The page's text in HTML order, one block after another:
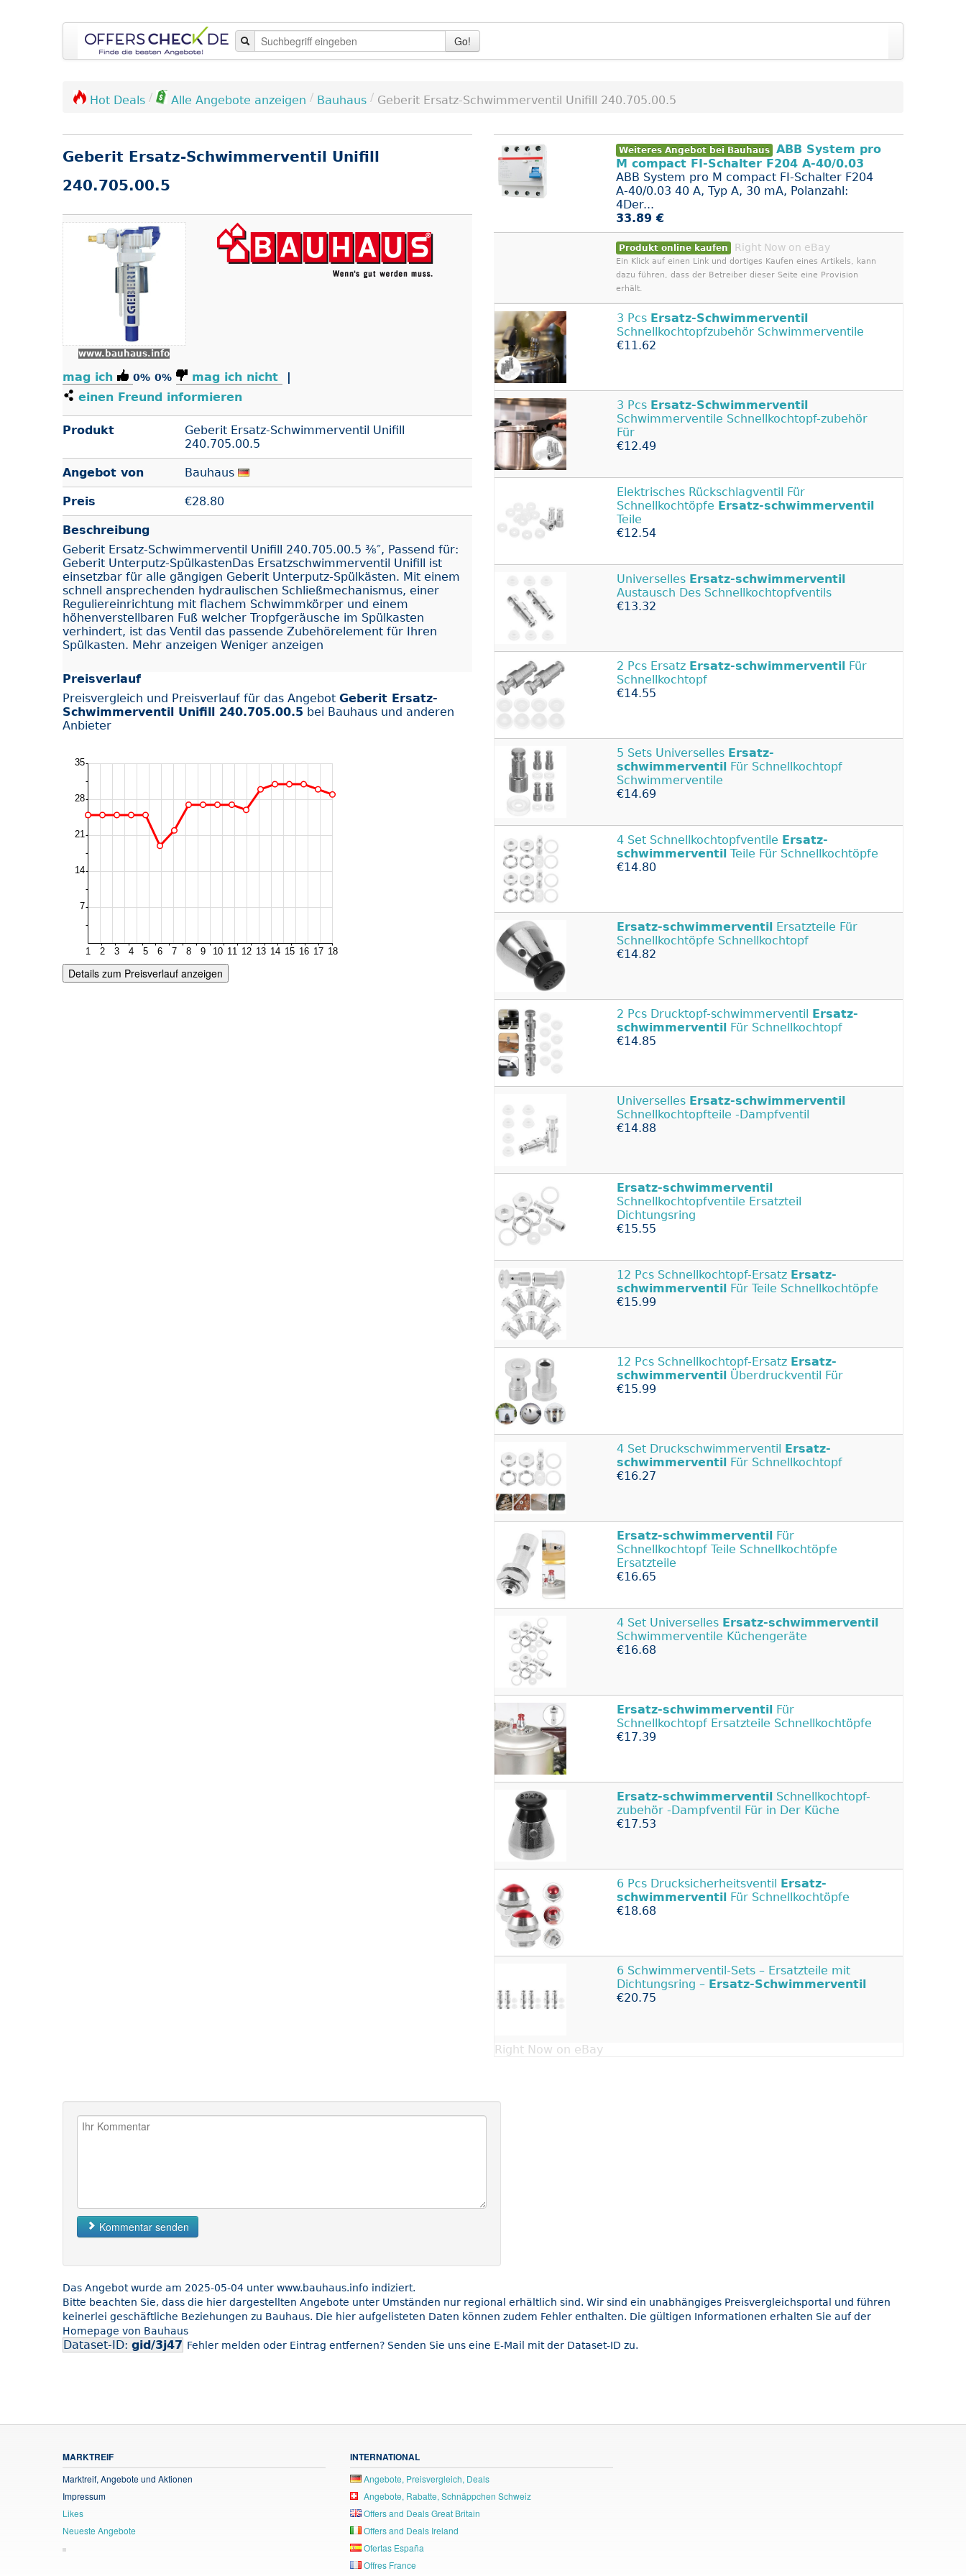
Go!
Hot Deals / Alle Angebote anzeigen / Bauhaus / Geberit Ersatz-Schwimmerventil Unifill 240.705.00.5
Geberit Ersatz-Schwimmerventil Unifill
240.705.00.5
www.bauhaus.info
mag ich 0% 0% mag ich nicht
|
einen Freund informieren
Produkt
Geberit Ersatz-Schwimmerventil Unifill
240.705.00.5
Angebot von Bauhaus
Preis €28.80
Beschreibung
Geberit Ersatz-Schwimmerventil Unifill 240.705.00.5 ⅜″, Passend für:
Geberit Unterputz-SpülkastenDas Ersatzschwimmerventil Unifill ist
einsetzbar für alle gängigen Geberit Unterputz-Spülkästen. Mit einem
schnell ansprechenden hydraulischen Schließmechanismus, einer
Reguliereinrichtung mit flachem Schwimmkörper und einem
höhenverstellbaren Fuß welcher Tropfgeräusche im Spülkasten
verhindert, ist das Ventil das passende Zubehörelement für Ihren
Spülkasten. Mehr anzeigen Weniger anzeigen
Preisverlauf
Preisvergleich und Preisverlauf für das Angebot Geberit Ersatz-
Schwimmerventil Unifill 240.705.00.5 bei Bauhaus und anderen
Anbieter
Details zum Preisverlauf anzeigen
Weiteres Angebot bei Bauhaus
ABB System pro
M compact FI-Schalter F204 A-40/0.03
ABB System pro M compact FI-Schalter F204
A-40/0.03 40 A, Typ A, 30 mA, Polanzahl:
4Der...
33.89 €
Produkt online kaufen Right Now on eBay
Ein Klick auf einen Link und dortiges Kaufen eines Artikels, kann
dazu führen, dass der Betreiber dieser Seite eine Provision
erhält.
3 Pcs Ersatz-Schwimmerventil
Schnellkochtopfzubehör Schwimmerventile
€11.62
3 Pcs Ersatz-Schwimmerventil
Schwimmerventile Schnellkochtopf-zubehör
Für
€12.49
Elektrisches Rückschlagventil Für
Schnellkochtöpfe Ersatz-schwimmerventil
Teile
€12.54
Universelles Ersatz-schwimmerventil
Austausch Des Schnellkochtopfventils
€13.32
2 Pcs Ersatz Ersatz-schwimmerventil Für
Schnellkochtopf
€14.55
5 Sets Universelles Ersatz-
schwimmerventil Für Schnellkochtopf
Schwimmerventile
€14.69
4 Set Schnellkochtopfventile Ersatz-
schwimmerventil Teile Für Schnellkochtöpfe
€14.80
Ersatz-schwimmerventil Ersatzteile Für
Schnellkochtöpfe Schnellkochtopf
€14.82
2 Pcs Drucktopf-schwimmerventil Ersatz-
schwimmerventil Für Schnellkochtopf
€14.85
Universelles Ersatz-schwimmerventil
Schnellkochtopfteile -Dampfventil
€14.88
Ersatz-schwimmerventil
Schnellkochtopfventile Ersatzteil
Dichtungsring
€15.55
12 Pcs Schnellkochtopf-Ersatz Ersatz-
schwimmerventil Für Teile Schnellkochtöpfe
€15.99
12 Pcs Schnellkochtopf-Ersatz Ersatz-
schwimmerventil Überdruckventil Für
€15.99
4 Set Druckschwimmerventil Ersatz-
schwimmerventil Für Schnellkochtopf
€16.27
Ersatz-schwimmerventil Für
Schnellkochtopf Teile Schnellkochtöpfe
Ersatzteile
€16.65
4 Set Universelles Ersatz-schwimmerventil
Schwimmerventile Küchengeräte
€16.68
Ersatz-schwimmerventil Für
Schnellkochtopf Ersatzteile Schnellkochtöpfe
€17.39
Ersatz-schwimmerventil Schnellkochtopf-
zubehör -Dampfventil Für in Der Küche
€17.53
6 Pcs Drucksicherheitsventil Ersatz-
schwimmerventil Für Schnellkochtöpfe
€18.68
6 Schwimmerventil-Sets – Ersatzteile mit
Dichtungsring – Ersatz-Schwimmerventil
€20.75
Right Now on eBay
Kommentar senden
Das Angebot wurde am 2025-05-04 unter www.bauhaus.info indiziert.
Bitte beachten Sie, dass die hier dargestellten Angebote unter Umständen nur regional erhältlich sind. Wir sind ein unabhängiges Preisvergleichsportal und führen
keinerlei geschäftliche Beziehungen zu Bauhaus. Die hier aufgelisteten Daten können zudem Fehler enthalten. Die gültigen Informationen erhalten Sie auf der
Homepage von Bauhaus
Dataset-ID: gid/3j47 Fehler melden oder Eintrag entfernen? Senden Sie uns eine E-Mail mit der Dataset-ID zu.
MARKTREIF
Marktreif, Angebote und Aktionen
Impressum
Likes
Neueste Angebote
INTERNATIONAL
Angebote, Preisvergleich, Deals
Angebote, Rabatte, Schnäppchen Schweiz
Offers and Deals Great Britain
Offers and Deals Ireland
Ofertas España
Offres France